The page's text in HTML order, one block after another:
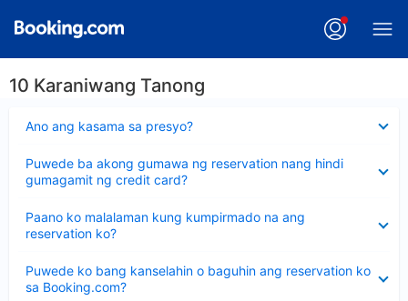
10 Karaniwang Tanong
Ano ang kasama sa presyo?
ang
Puwede ba akong gumawa ng reservation nang hindi
gumagamit ng credit card?
ang
sagot
Paano ko malalaman kung kumpirmado na ang
reservation ko?
ang
sagot
Puwede ko bang kanselahin o baguhin ang reservation ko
sa Booking.com?
ang
sagot